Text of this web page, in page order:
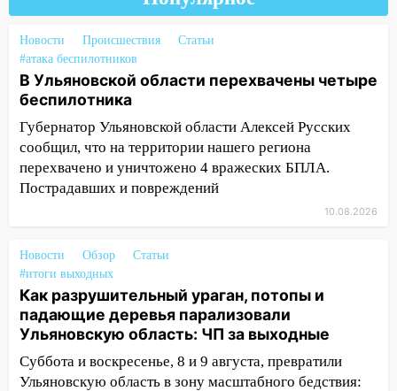
смертельная драка
05:00
Боль, скованность и старение
дисков: как повседневные привычки
незаметно разрушают наш позвоночник
03:00
День скрытых ловушек и
внезапных подарков судьбы: гороскоп
на 10 августа
09.08.2026
20:20
Итоги 9 августа в Ульяновской
области: разгул стихии, поиски
человека на Волге и транспортный
коллапс
19:43
Из-за ураганного ветра упали
деревья в парке «Победы»
Новости Происшествия
Статьи
#атака беспилотников
В Ульяновской области перехвачены четыре
беспилотника
Губернатор Ульяновской области Алексей Русских
сообщил, что на территории нашего региона
перехвачено и уничтожено 4 вражеских БПЛА.
Пострадавших и повреждений
10.08.2026
Новости Обзор
Статьи
#итоги выходных
Как разрушительный ураган, потопы и
падающие деревья парализовали
Ульяновскую область: ЧП за выходные
Суббота и воскресенье, 8 и 9 августа, превратили
Ульяновскую область в зону масштабного бедствия: